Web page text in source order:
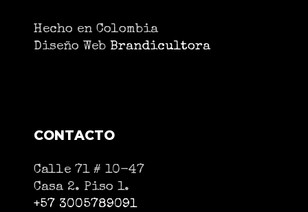
Hecho en Colombia
Diseño Web Brandicultora
CONTACTO
Calle 71 # 10-47
Casa 2. Piso 1.
+57 3005789091